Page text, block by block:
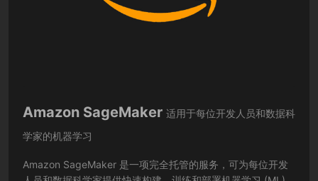
Amazon SageMaker 适用于每位开发人员和数据科
学家的机器学习
Amazon SageMaker 是一项完全托管的服务，可为每位开发